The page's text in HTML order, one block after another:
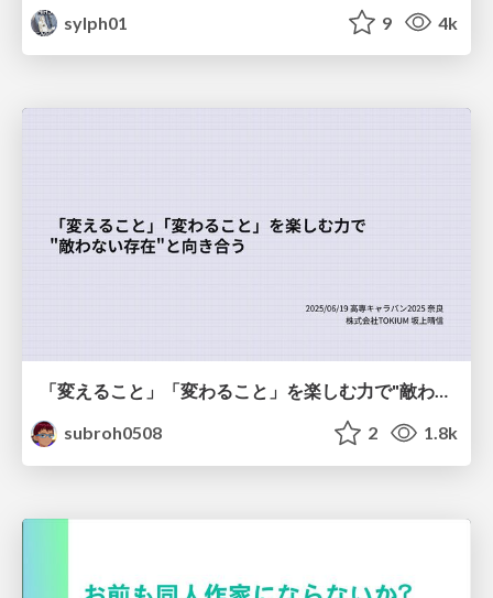
sylph01
9 4k
「変えること」「変わること」を楽しむ力で"敵わない存在"と向き合う
subroh0508
2 1.8k